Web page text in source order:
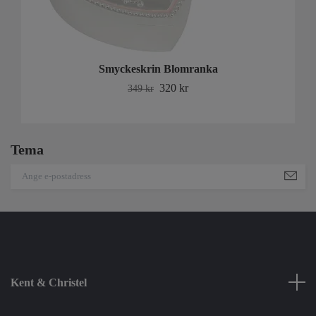
Tema
Smyckeskrin Blomranka
349 kr 320 kr
Kent & Christel